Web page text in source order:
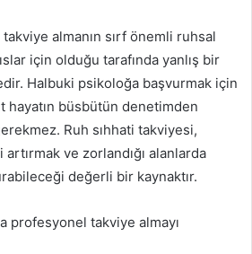
almanın sırf önemli ruhsal
için olduğu tarafında yanlış bir
Halbuki psikoloğa başvurmak için
hayatın büsbütün denetimden
Ruh sıhhati takviyesi,
ve zorlandığı alanlarda
değerli bir kaynaktır.
profesyonel takviye almayı